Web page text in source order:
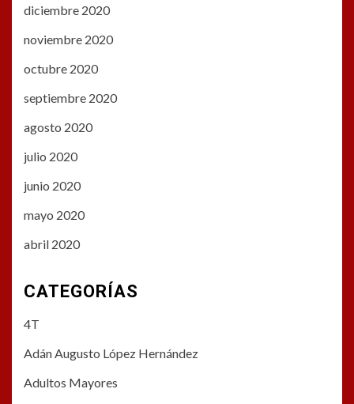
diciembre 2020
noviembre 2020
octubre 2020
septiembre 2020
agosto 2020
julio 2020
junio 2020
mayo 2020
abril 2020
CATEGORÍAS
4T
Adán Augusto López Hernández
Adultos Mayores